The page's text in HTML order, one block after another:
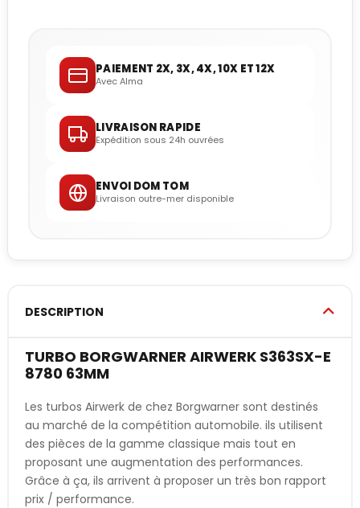
PAIEMENT 2X, 3X, 4X, 10X ET 12X
Avec Alma
LIVRAISON RAPIDE
Expédition sous 24h ouvrées
ENVOI DOM TOM
Livraison outre-mer disponible
DESCRIPTION
TURBO BORGWARNER AIRWERK S363SX-E
8780 63MM
Les turbos Airwerk de chez Borgwarner sont destinés
au marché de la compétition automobile. ils utilisent
des pièces de la gamme classique mais tout en
proposant une augmentation des performances.
Grâce à ça, ils arrivent à proposer un très bon rapport
prix / performance.